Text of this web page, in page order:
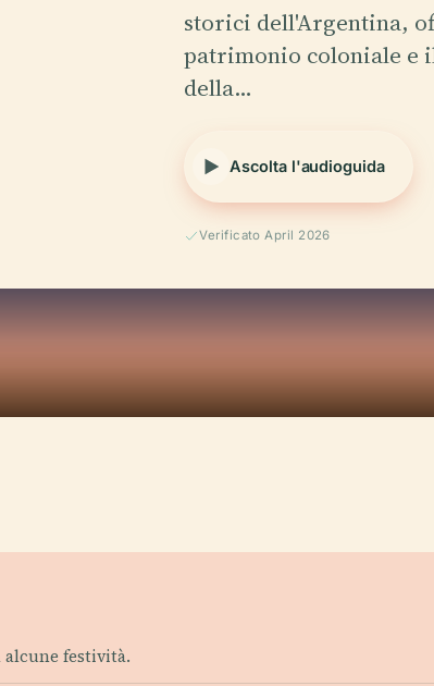
storici dell'Argentina,
patrimonio coloniale
della…
Ascolta l'audioguida
Verificato April 2026
alcune festività.